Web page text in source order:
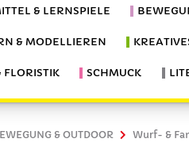
& LERNSPIELE
& MODELLIEREN
FLORISTIK SCHMUCK
& OUTDOOR Wurf- &